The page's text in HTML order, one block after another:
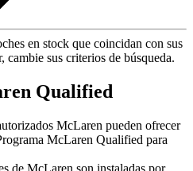
en stock que coincidan con sus
cambie sus criterios de búsqueda.
Qualified
McLaren pueden ofrecer
McLaren Qualified para
de McLaren son instaladas por